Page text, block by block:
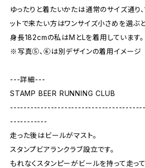
ゆったりと着たいかたは通常のサイズ通り
ットで来たい方はワンサイズ小さめを選ぶと
身長182cmの私はMとLを着用しています。
※写真⑤、⑥は別デザインの着用イメージ
---詳細---
STAMP BEER RUNNING CLUB
-----------
走った後はビールがマスト。
スタンプビアランクラブ設立です。
もれなくスタンピーがビールを持って走って